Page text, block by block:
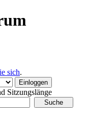
sich.
Sitzungslänge